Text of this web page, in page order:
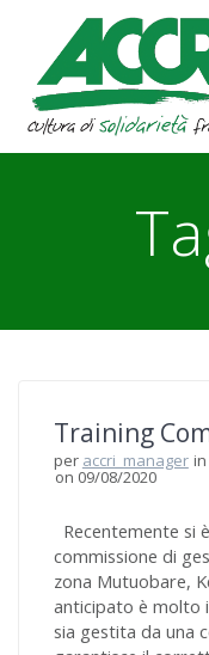
Training
per accri_manager in
on 09/08/2020
Recentemente si
commissione di
zona Mutuobare,
anticipato è molto
sia gestita da una